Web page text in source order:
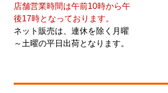
店舗営業時間は午前10時から午
後17時となっております。
ネット販売は、連休を除く月曜
～土曜の平日出荷となります。